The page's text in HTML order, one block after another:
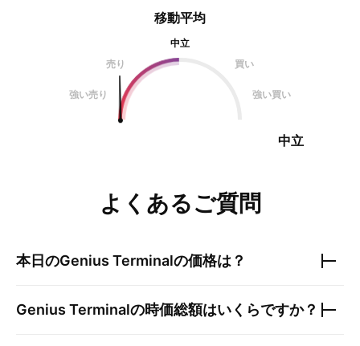
移動平均
中立
売り
買い
強い売り 強い買い
中立
よくあるご質問
本日のGenius Terminalの価格は？
Genius Terminalの時価総額はいくらですか？